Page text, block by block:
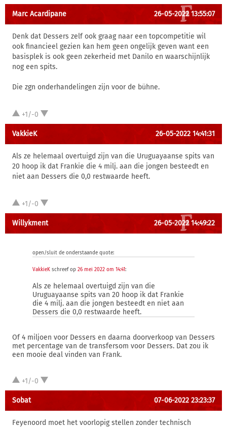
Marc Acardipane 26-05-2022 13:55:07
Denk dat Dessers zelf ook graag naar een topcompetitie wil
ook financieel gezien kan hem geen ongelijk geven want een
basisplek is ook geen zekerheid met Danilo en waarschijnlijk
nog een spits.
Die zgn onderhandelingen zijn voor de bühne.
+1/-0
VakkieK 26-05-2022 14:41:31
Als ze helemaal overtuigd zijn van die Uruguayaanse spits van
20 hoop ik dat Frankie die 4 milj. aan die jongen besteedt en
niet aan Dessers die 0,0 restwaarde heeft.
+1/-0
Willykment 26-05-2022 14:49:22
open/sluit de onderstaande quote:
VakkieK schreef op 26 mei 2022 om 14:41:
Als ze helemaal overtuigd zijn van die
Uruguayaanse spits van 20 hoop ik dat Frankie
die 4 milj. aan die jongen besteedt en niet aan
Dessers die 0,0 restwaarde heeft.
Of 4 miljoen voor Dessers en daarna doorverkoop van Dessers
met percentage van de transfersom voor Dessers. Dat zou ik
een mooie deal vinden van Frank.
+1/-0
Sobat 07-06-2022 23:23:37
Feyenoord moet het voorlopig stellen zonder technisch